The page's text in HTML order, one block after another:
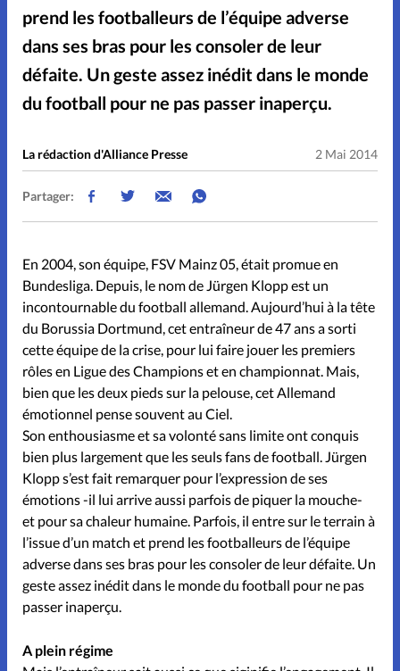
Contact
prend les footballeurs de l’équipe adverse
dans ses bras pour les consoler de leur
défaite. Un geste assez inédit dans le monde
du football pour ne pas passer inaperçu.
La rédaction d'Alliance Presse 2 Mai 2014
Partager:
En 2004, son équipe, FSV Mainz 05, était promue en
Bundesliga. Depuis, le nom de Jürgen Klopp est un
incontournable du football allemand. Aujourd’hui à la tête
du Borussia Dortmund, cet entraîneur de 47 ans a sorti
cette équipe de la crise, pour lui faire jouer les premiers
rôles en Ligue des Champions et en championnat. Mais,
bien que les deux pieds sur la pelouse, cet Allemand
émotionnel pense souvent au Ciel.
Son enthousiasme et sa volonté sans limite ont conquis
bien plus largement que les seuls fans de football. Jürgen
Klopp s’est fait remarquer pour l’expression de ses
émotions -il lui arrive aussi parfois de piquer la mouche-
et pour sa chaleur humaine. Parfois, il entre sur le terrain à
l’issue d’un match et prend les footballeurs de l’équipe
adverse dans ses bras pour les consoler de leur défaite. Un
geste assez inédit dans le monde du football pour ne pas
passer inaperçu.
A plein régime